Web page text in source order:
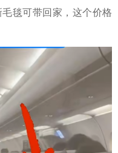
毯可带回家，这个价格